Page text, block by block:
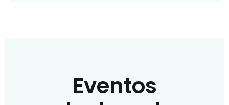
Eventos